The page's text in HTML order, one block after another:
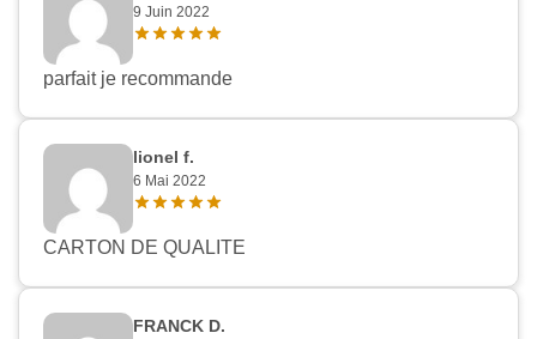
9 Juin 2022
parfait je recommande
lionel f.
6 Mai 2022
CARTON DE QUALITE
FRANCK D.